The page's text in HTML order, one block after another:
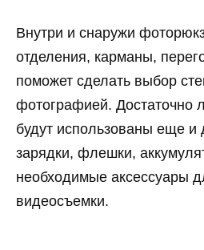
Внутри и снаружи
отделения, карманы,
поможет сделать выбор
фотографией. Достаточно
будут использованы еще и
зарядки, флешки,
необходимые аксессуары
видеосъемки.